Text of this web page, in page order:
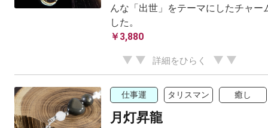
んな「出世」をテーマにしたチャー
した。
￥3,880
詳細をひらく
仕事運 タリスマン 癒し
月灯昇龍